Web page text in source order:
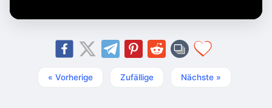
« Vorherige Zufällige Nächste »